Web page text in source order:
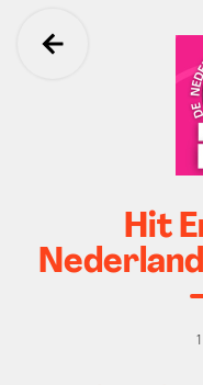
Ga terug
Hit